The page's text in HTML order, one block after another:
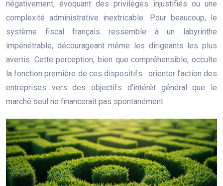
négativement, évoquant des privilèges injustifiés ou une
complexité administrative inextricable. Pour beaucoup, le
système fiscal français ressemble à un labyrinthe
impénétrable, décourageant même les dirigeants les plus
avertis. Cette perception, bien que compréhensible, occulte
la fonction première de ces dispositifs : orienter l’action des
entreprises vers des objectifs d’intérêt général que le
marché seul ne financerait pas spontanément.